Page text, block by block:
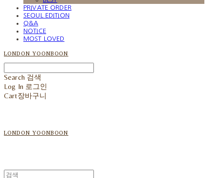
PRIVATE ORDER
SEOUL EDITION
Q&A
NOTICE
MOST LOVED
LONDON YOONBOON
Search 검색
Log In 로그인
Cart장바구니
LONDON YOONBOON